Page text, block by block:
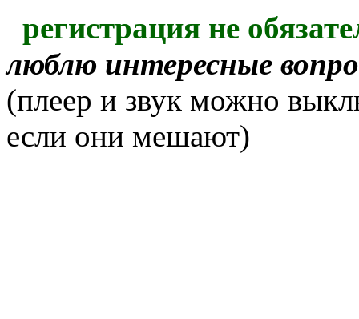
регистрация не
люблю интересные
(плеер и звук можно
если они мешают)